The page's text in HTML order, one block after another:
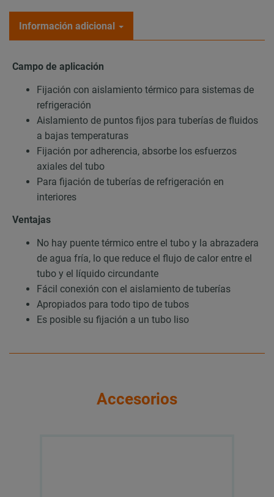
Información adicional
Campo de aplicación
Fijación con aislamiento térmico para sistemas de
refrigeración
Aislamiento de puntos fijos para tuberías de fluidos
a bajas temperaturas
Fijación por adherencia, absorbe los esfuerzos
axiales del tubo
Para fijación de tuberías de refrigeración en
interiores
Ventajas
No hay puente térmico entre el tubo y la abrazadera
de agua fría, lo que reduce el flujo de calor entre el
tubo y el líquido circundante
Fácil conexión con el aislamiento de tuberías
Apropiados para todo tipo de tubos
Es posible su fijación a un tubo liso
Accesorios